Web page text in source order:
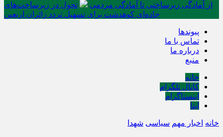
از آمادگی زیرساختی تا آمادگی مردمی
تحول در زیرساخت‌های
جاده‌ای کوهدشت برای تسهیل تردد زائران اربعین
پیوندها
تماس با ما
درباره ما
منبع
خانه
کانال تلگرام
اینستاگرام
ایتا
خانه اخبار مهم سیاسی شهدا